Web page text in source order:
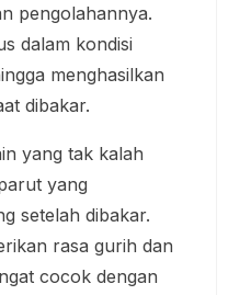
pengolahannya.
dalam kondisi
menghasilkan
dibakar.
yang tak kalah
yang
setelah dibakar.
rasa gurih dan
cocok dengan